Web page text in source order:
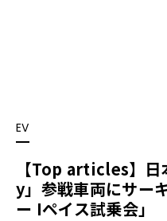
EV
【Top articles】
y」参戦車両にサー
ー Iペイス試乗会」